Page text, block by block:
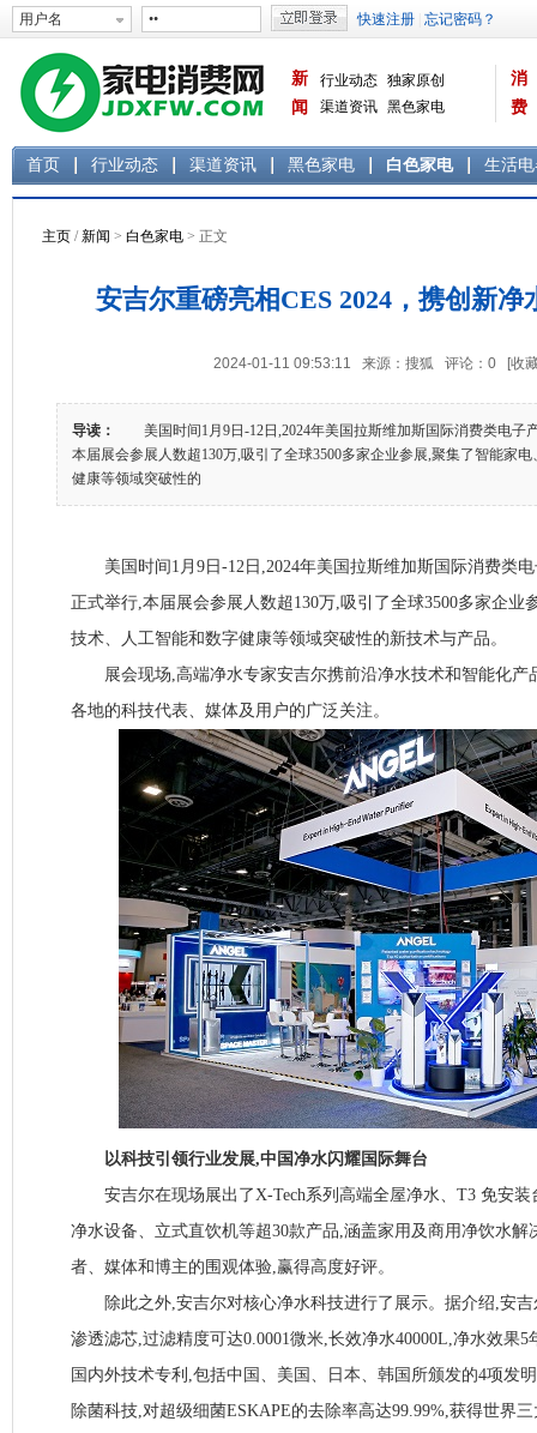
新
闻
行业动态 独家原创
渠道资讯 黑色家电
消
费
首页 行业动态 渠道资讯 黑色家电 白色家电 生活
主页 /新闻 > 白色家电 > 正文
安吉尔重磅亮相CES 2024，携创新净
2024-01-11 09:53:11 来源：搜狐 评论： 0 [收
导读：
美国时间1月9日-12日,2024年美国拉斯维加斯国际消费类电子
本届展会参展人数超130万,吸引了全球3500多家企业参展,聚集了智能家
健康等领域突破性的
美国时间1月9日-12日,2024年美国拉斯维加斯国际消费类电
正式举行,本届展会参展人数超130万,吸引了全球3500多家企业
技术、人工智能和数字健康等领域突破性的新技术与产品。
展会现场,高端净水专家安吉尔携前沿净水技术和智能化产
各地的科技代表、媒体及用户的广泛关注。
以科技引领行业发展,中国净水闪耀国际舞台
安吉尔在现场展出了X-Tech系列高端全屋净水、T3 免安装
净水设备、立式直饮机等超30款产品,涵盖家用及商用净饮水解
者、媒体和博主的围观体验,赢得高度好评。
除此之外,安吉尔对核心净水科技进行了展示。据介绍,安吉
渗透滤芯,过滤精度可达0.0001微米,长效净水40000L,净水效果
国内外技术专利,包括中国、美国、日本、韩国所颁发的4项发
除菌科技,对超级细菌ESKAPE的去除率高达99.99%,获得世界